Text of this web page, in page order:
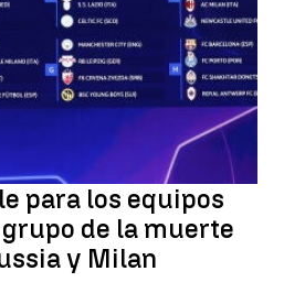
para los equipos
de la muerte
y Milan